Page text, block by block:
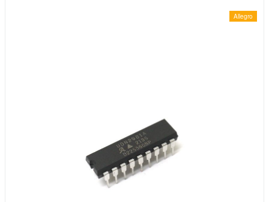
Allegro